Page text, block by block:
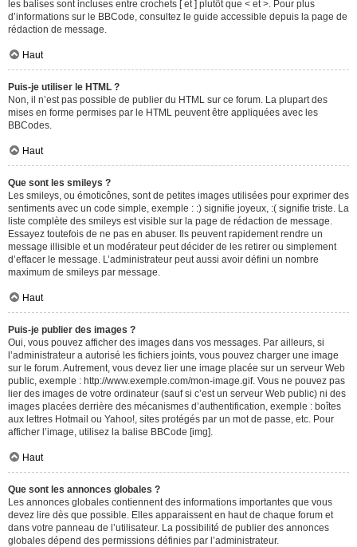
les balises sont incluses entre crochets [ et ] plutôt que < et >. Pour plus
d’informations sur le BBCode, consultez le guide accessible depuis la page de
rédaction de message.
Haut
Puis-je utiliser le HTML ?
Non, il n’est pas possible de publier du HTML sur ce forum. La plupart des
mises en forme permises par le HTML peuvent être appliquées avec les
BBCodes.
Haut
Que sont les smileys ?
Les smileys, ou émoticônes, sont de petites images utilisées pour exprimer des
sentiments avec un code simple, exemple : :) signifie joyeux, :( signifie triste. La
liste complète des smileys est visible sur la page de rédaction de message.
Essayez toutefois de ne pas en abuser. Ils peuvent rapidement rendre un
message illisible et un modérateur peut décider de les retirer ou simplement
d’effacer le message. L’administrateur peut aussi avoir défini un nombre
maximum de smileys par message.
Haut
Puis-je publier des images ?
Oui, vous pouvez afficher des images dans vos messages. Par ailleurs, si
l’administrateur a autorisé les fichiers joints, vous pouvez charger une image
sur le forum. Autrement, vous devez lier une image placée sur un serveur Web
public, exemple : http://www.exemple.com/mon-image.gif. Vous ne pouvez pas
lier des images de votre ordinateur (sauf si c’est un serveur Web public) ni des
images placées derrière des mécanismes d’authentification, exemple : boîtes
aux lettres Hotmail ou Yahoo!, sites protégés par un mot de passe, etc. Pour
afficher l’image, utilisez la balise BBCode [img].
Haut
Que sont les annonces globales ?
Les annonces globales contiennent des informations importantes que vous
devez lire dès que possible. Elles apparaissent en haut de chaque forum et
dans votre panneau de l’utilisateur. La possibilité de publier des annonces
globales dépend des permissions définies par l’administrateur.